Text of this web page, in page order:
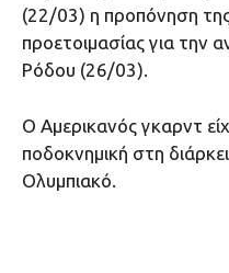
(22/03) η προπόνηση
προετοιμασίας για την
Ρόδου (26/03).
Ο Αμερικανός γκαρντ
ποδοκνημική στη
Ολυμπιακό.